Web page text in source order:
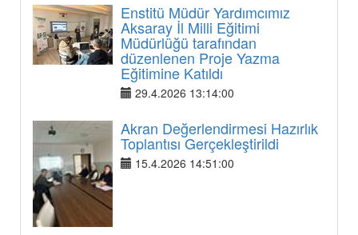
Enstitü Müdür Yardımcımız
Aksaray İl Milli Eğitimi
Müdürlüğü tarafından
düzenlenen Proje Yazma
Eğitimine Katıldı
29.4.2026 13:14:00
Akran Değerlendirmesi Hazırlık
Toplantısı Gerçekleştirildi
15.4.2026 14:51:00